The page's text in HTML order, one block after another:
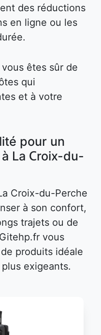
des réductions
en ligne ou les
êtes sûr de
qui
et à votre
pour un
La Croix-du-
Croix-du-Perche
à son confort,
trajets ou de
vous
produits idéale
exigeants.